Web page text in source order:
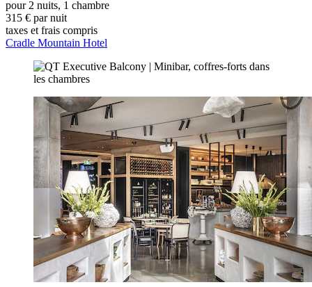
pour 2 nuits, 1 chambre
315 € par nuit
taxes et frais compris
Cradle Mountain Hotel